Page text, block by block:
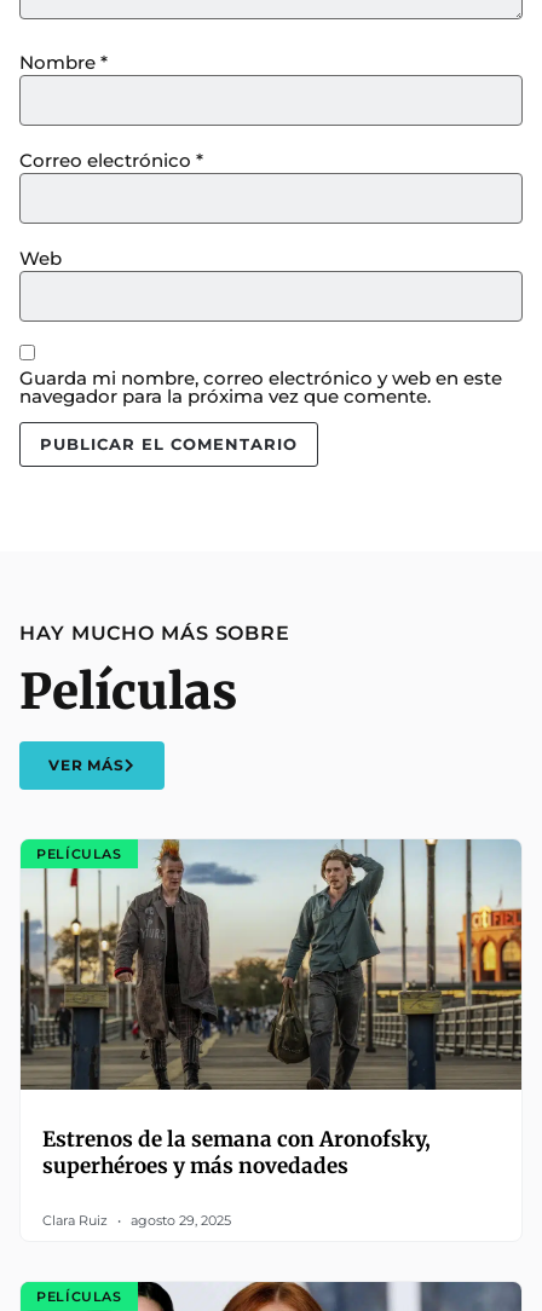
Nombre *
Correo electrónico *
Web
Guarda mi nombre, correo electrónico y web en este
navegador para la próxima vez que comente.
HAY MUCHO MÁS SOBRE
Películas
VER MÁS
PELÍCULAS
Estrenos de la semana con Aronofsky,
superhéroes y más novedades
Clara Ruiz agosto 29, 2025
PELÍCULAS